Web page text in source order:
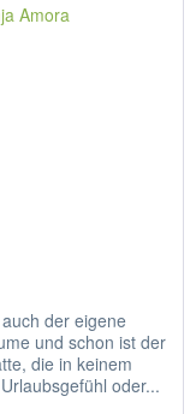
der eigene
und schon ist der
die in keinem
oder...